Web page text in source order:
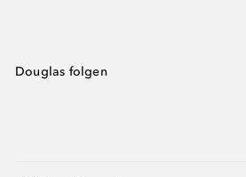
Douglas folgen